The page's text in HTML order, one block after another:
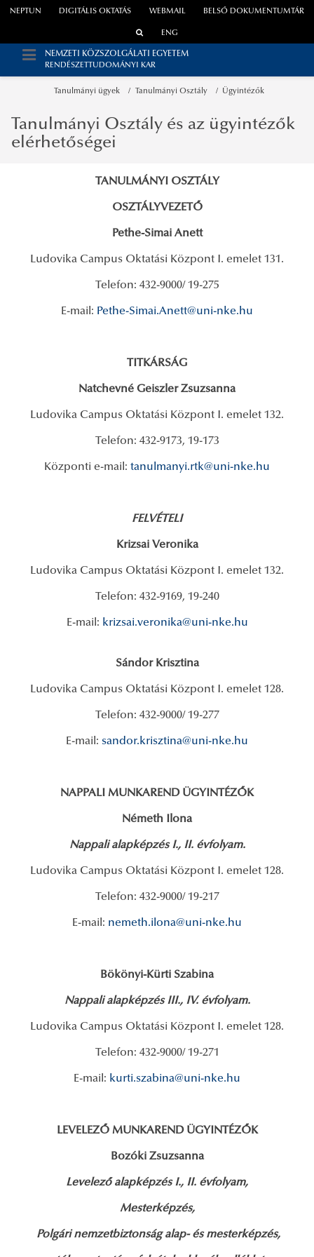
WEBMAIL
NEPTUN DIGITÁLIS OKTATÁS BELSŐ DOKUMENTUMTÁR
ENG
NEMZETI KÖZSZOLGÁLATI EGYETEM
RENDÉSZETTUDOMÁNYI KAR
Tanulmányi ügyek Tanulmányi Osztály Ügyintézők
Tanulmányi Osztály és az ügyintézők
elérhetőségei
TANULMÁNYI OSZTÁLY
OSZTÁLYVEZETŐ
Pethe-Simai Anett
Ludovika Campus Oktatási Központ I. emelet 131.
Telefon: 432-9000/ 19-275
E-mail: Pethe-Simai.Anett@uni-nke.hu
TITKÁRSÁG
Natchevné Geiszler Zsuzsanna
Ludovika Campus Oktatási Központ I. emelet 132.
Telefon: 432-9173, 19-173
Központi e-mail: tanulmanyi.rtk@uni-nke.hu
FELVÉTELI
Krizsai Veronika
Ludovika Campus Oktatási Központ I. emelet 132.
Telefon: 432-9169, 19-240
E-mail: krizsai.veronika@uni-nke.hu
Sándor Krisztina
Ludovika Campus Oktatási Központ I. emelet 128.
Telefon: 432-9000/ 19-277
E-mail: sandor.krisztina@uni-nke.hu
NAPPALI MUNKAREND ÜGYINTÉZŐK
Németh Ilona
Nappali alapképzés I., II. évfolyam.
Ludovika Campus Oktatási Központ I. emelet 128.
Telefon: 432-9000/ 19-217
E-mail: nemeth.ilona@uni-nke.hu
Bökönyi-Kürti Szabina
Nappali alapképzés III., IV. évfolyam.
Ludovika Campus Oktatási Központ I. emelet 128.
Telefon: 432-9000/ 19-271
E-mail: kurti.szabina@uni-nke.hu
LEVELEZŐ MUNKAREND ÜGYINTÉZŐK
Bozóki Zsuzsanna
Levelező alapképzés I., II. évfolyam,
Mesterképzés,
Polgári nemzetbiztonság alap- és mesterképzés,